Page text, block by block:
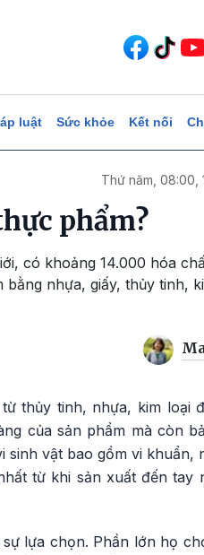
luật Sức khỏe Kết nối
Thứ năm, 08:00,
phẩm?
có khoảng 14.000 hóa
nhựa, giấy, thủy tinh,
thủy tinh, nhựa, kim loại
của sản phẩm mà còn
vật bao gồm vi khuẩn,
từ khi sản xuất đến tay
lựa chọn. Phần lớn họ